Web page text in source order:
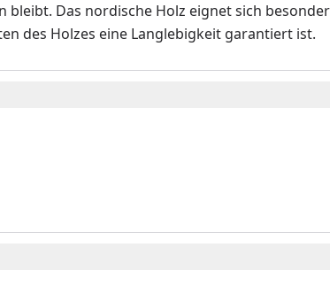
bleibt. Das nordische Holz eignet sich
des Holzes eine Langlebigkeit garantiert ist.